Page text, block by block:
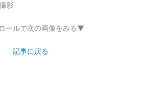
影
ールで次の画像をみる▼
記事に戻る